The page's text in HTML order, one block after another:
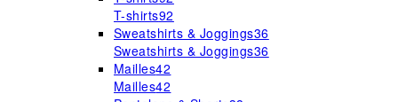
T-shirts92
Sweatshirts & Joggings36
Sweatshirts & Joggings36
Mailles42
Mailles42